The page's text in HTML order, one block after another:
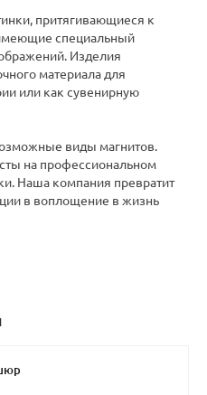
притягивающиеся к
специальный
Изделия
материала для
или как сувенирную
виды магнитов.
на профессиональном
Наша компания превратит
в воплощение в жизнь